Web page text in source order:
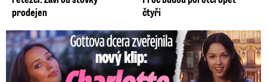
prodejen
čtyři
Gottova dcera zveřejnila nový klip: Je jako Olivie Rodrigo!